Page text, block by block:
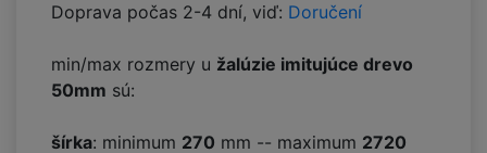
Doprava počas 2-4 dní, viď: Doručení
min/max rozmery u žalúzie imitujúce drevo
50mm sú:
šírka: minimum 270 mm -- maximum 2720